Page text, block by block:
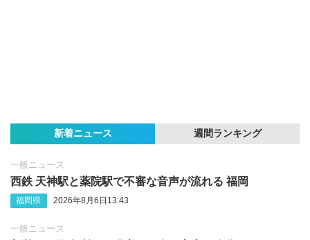
新着ニュース 週間ランキング
一般ニュース
西鉄 天神駅と薬院駅で不審な音声が流れる 福岡
福岡県 2026年8月6日13:43
一般ニュース